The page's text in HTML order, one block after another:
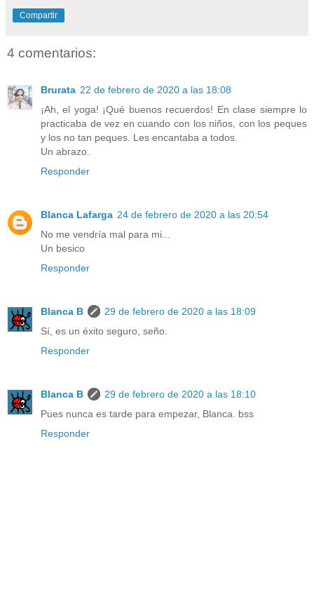
Compartir
4 comentarios:
Brurata 22 de febrero de 2020 a las 18:08
¡Ah, el yoga! ¡Qué buenos recuerdos! En clase siempre lo
practicaba de vez en cuando con los niños, con los peques
y los no tan peques. Les encantaba a todos.
Un abrazo.
Responder
Blanca Lafarga 24 de febrero de 2020 a las 20:54
No me vendría mal para mi...
Un besico
Responder
Blanca B
29 de febrero de 2020 a las 18:09
Sí, es un éxito seguro, seño.
Responder
Blanca B
29 de febrero de 2020 a las 18:10
Pues nunca es tarde para empezar, Blanca. bss
Responder